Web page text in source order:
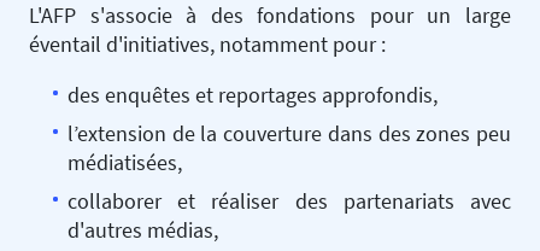
L'AFP s'associe à des fondations pour un large
éventail d'initiatives, notamment pour :
des enquêtes et reportages approfondis,
l’extension de la couverture dans des zones peu
médiatisées,
collaborer et réaliser des partenariats avec
d'autres médias,